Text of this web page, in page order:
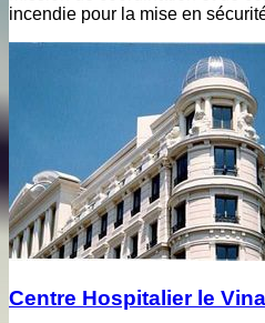
incendie pour la mise en
Centre Hospitalier le